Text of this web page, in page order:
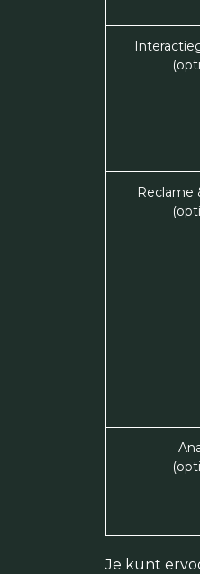
Reclame
Je kunt